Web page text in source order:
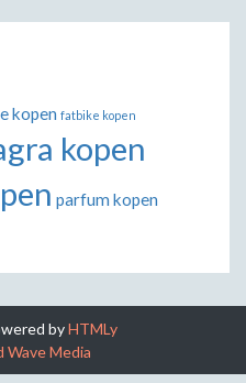
kopen fatbike kopen
kopen
parfum kopen
byHTMLy
Wave Media